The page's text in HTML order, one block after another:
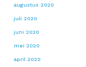
augustus 2020
juli 2020
juni 2020
mei 2020
april 2020